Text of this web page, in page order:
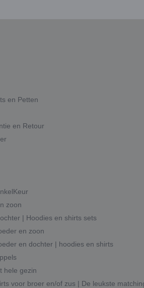
en Petten
en Retour
zoon
| Hoodies en shirts sets
en zoon
en dochter | hoodies en shirts
hele gezin
voor broer en/of zus | De leukste